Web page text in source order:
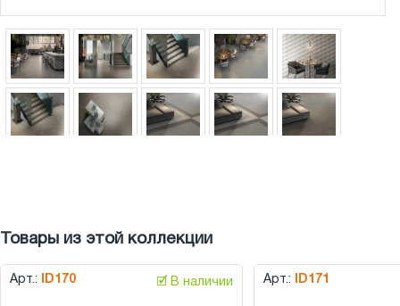
Товары из этой коллекции
Арт.: ID170 🗹 В наличии Арт.: ID171